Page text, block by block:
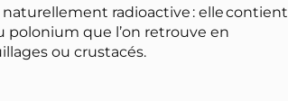
radioactive : elle contient
que l’on retrouve en
ou crustacés.